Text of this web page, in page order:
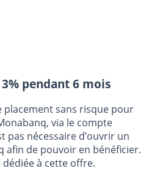
3% pendant 6 mois
placement sans risque pour
via le compte
pas nécessaire d’ouvrir un
afin de pouvoir en bénéficier.
à cette offre.